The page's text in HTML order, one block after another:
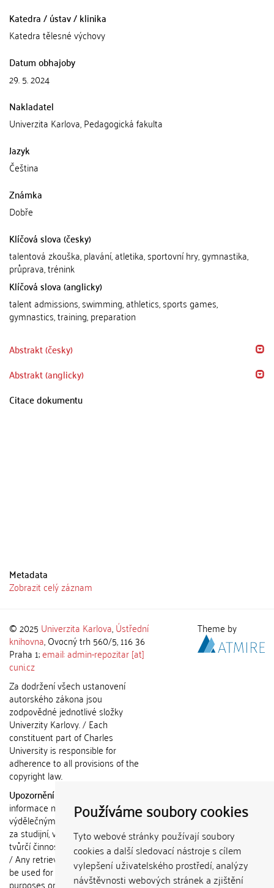
Používáme soubory cookies
Tyto webové stránky používají soubory
cookies a další sledovací nástroje s cílem
vylepšení uživatelského prostředí, analýzy
návštěvnosti webových stránek a zjištění
Katedra / ústav / klinika
Katedra tělesné výchovy
Datum obhajoby
29. 5. 2024
Nakladatel
Univerzita Karlova, Pedagogická fakulta
Jazyk
Čeština
Známka
Dobře
Klíčová slova (česky)
talentová zkouška, plavání, atletika, sportovní hry, gymnastika,
průprava, trénink
Klíčová slova (anglicky)
talent admissions, swimming, athletics, sports games,
gymnastics, training, preparation
Abstrakt (česky)
Abstrakt (anglicky)
Citace dokumentu
Metadata
Zobrazit celý záznam
© 2025 Univerzita Karlova,Ústřední
knihovna, Ovocný trh 560/5, 116 36
Praha 1;email: admin-repozitar [at]
cuni.cz
Za dodržení všech ustanovení
autorského zákona jsou
zodpovědné jednotlivé složky
Univerzity Karlovy. / Each
constituent part of Charles
University is responsible for
adherence to all provisions of the
copyright law.
Upozornění / Notice:
informace nemohou být použity k
výdělečným účelům nebo vydávány
za studijní, vědeckou nebo jinou
tvůrčí činnost jiné osoby než autora.
/ Any retrieved information shall not
be used for any commercial
purposes or claimed as results of
Theme by